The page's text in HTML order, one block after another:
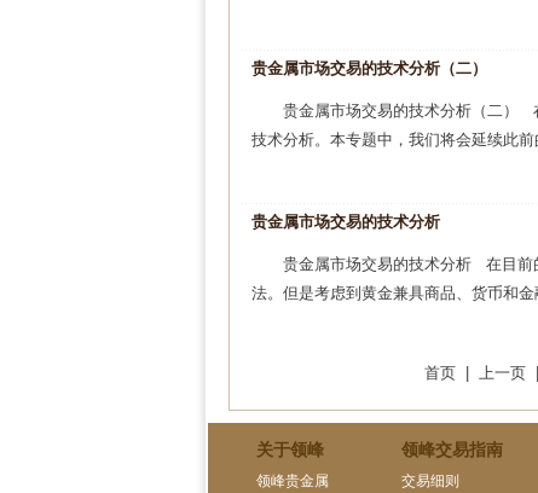
贵金属市场交易的技术分析（二）
贵金属市场交易的技术分析（二）
技术分析。本专题中，我们将会延续此
贵金属市场交易的技术分析
贵金属市场交易的技术分析 在目前
法。但是考虑到黄金兼具商品、货币和
首页 | 上一页
关于领峰
领峰贵金属
领峰交易指南
交易细则